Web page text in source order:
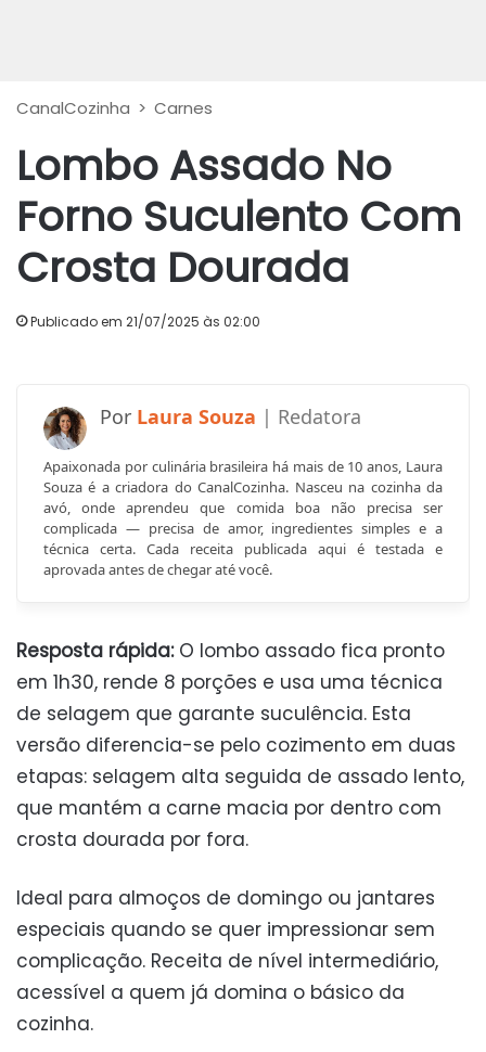
CanalCozinha > Carnes
Lombo Assado No
Forno Suculento Com
Crosta Dourada
Publicado em 21/07/2025 às 02:00
Laura Souza
Apaixonada por culinária brasileira há mais de 10 anos, Laura
Souza é a criadora do CanalCozinha. Nasceu na cozinha da
avó, onde aprendeu que comida boa não precisa ser
complicada — precisa de amor, ingredientes simples e a
técnica certa. Cada receita publicada aqui é testada e
aprovada antes de chegar até você.
Resposta rápida:O lombo assado fica pronto
em 1h30, rende 8 porções e usa uma técnica
de selagem que garante suculência. Esta
versão diferencia-se pelo cozimento em duas
etapas: selagem alta seguida de assado lento,
que mantém a carne macia por dentro com
crosta dourada por fora.
Ideal para almoços de domingo ou jantares
especiais quando se quer impressionar sem
complicação. Receita de nível intermediário,
acessível a quem já domina o básico da
cozinha.